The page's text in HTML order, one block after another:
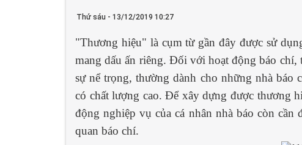
Thứ sáu - 13/12/2019 10:27
"Thương hiệu" là cụm từ gần đây được sử
mang dấu ấn riêng. Đối với hoạt động báo
sự nể trọng, thường dành cho những nhà báo
có chất lượng cao. Để xây dựng được thương
động nghiệp vụ của cá nhân nhà báo còn cần
quan báo chí.